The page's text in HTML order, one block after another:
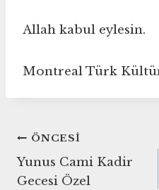
Allah kabul eylesin.
Montreal Türk
Yazı
gezinmesi
ÖNCESI
Yunus Cami Kadir
Gecesi Özel